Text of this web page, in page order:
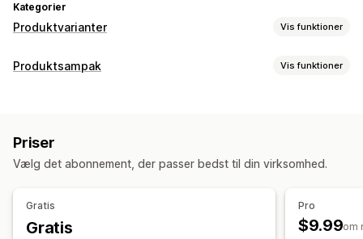
Kategorier
Produktvarianter Vis funktioner
Tilpasning
Priser
Rabatmuligheder
Opsætningsgebyrer
Produktsampak Vis funktioner
Pakker med varianter
Opret en kasse Gaveæsker Lykkepakker Prøvepakker
Priser
Vælg det abonnement, der passer bedst til din virksomhed.
Gratis
Gratis
Pro
$9.99om